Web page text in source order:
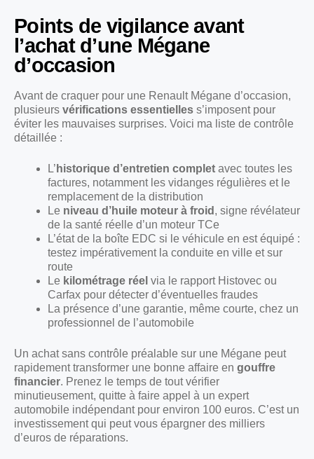
Points de vigilance avant
l’achat d’une Mégane
d’occasion
Avant de craquer pour une Renault Mégane d’occasion,
plusieurs vérifications essentielles s’imposent pour
éviter les mauvaises surprises. Voici ma liste de contrôle
détaillée :
L’ historique d’entretien complet avec toutes les
factures, notamment les vidanges régulières et le
remplacement de la distribution
Le niveau d’huile moteur à froid , signe révélateur
de la santé réelle d’un moteur TCe
L’état de la boîte EDC si le véhicule en est équipé :
testez impérativement la conduite en ville et sur
route
Le kilométrage réel via le rapport Histovec ou
Carfax pour détecter d’éventuelles fraudes
La présence d’une garantie, même courte, chez un
professionnel de l’automobile
Un achat sans contrôle préalable sur une Mégane peut
rapidement transformer une bonne affaire en gouffre
financier. Prenez le temps de tout vérifier
minutieusement, quitte à faire appel à un expert
automobile indépendant pour environ 100 euros. C’est un
investissement qui peut vous épargner des milliers
d’euros de réparations.